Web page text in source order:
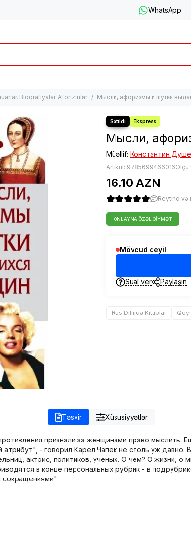
WhatsApp
Bioqrafiyalar. Aforizmlər Мысли, афоризмы и шутки
Мысли,
Müəllif: Константин
Artikul: 9785699466016Ölçü
16.10 AZN
Reytinq və
ONLAYNA ÖZƏL QIYMƏT
Mövcud deyil
Sual ver Paylaşın
Rus Dilində Kitablar
Təsvir Xüsusiyyətlər
признали за женщинами право мыслить.
- говорил Карел Чапек не столь уж давно.
актрис, политиков, ученых. О чем? О жизни, о
в конце персональных рубрик - в
сокращениями".